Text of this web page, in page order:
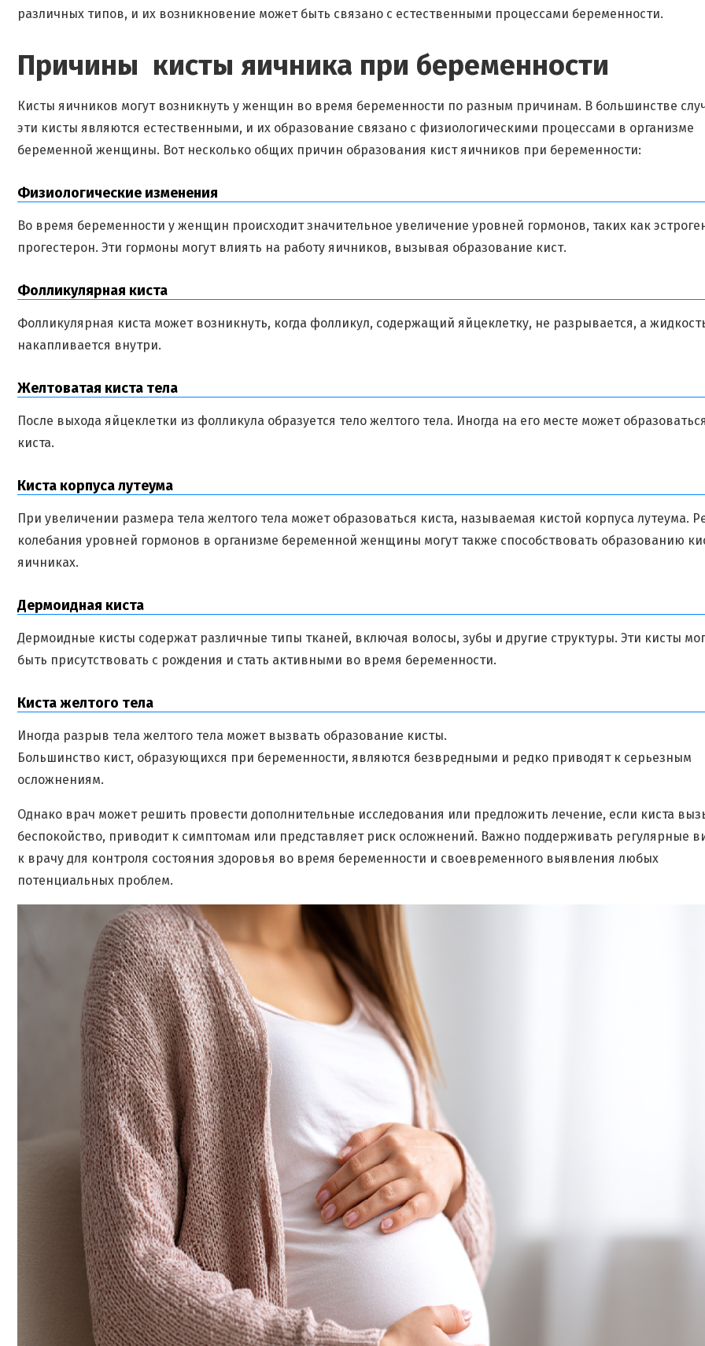
различных типов, и их возникновение может быть связано с естественными процессами беременности.
Причины кисты яичника при беременности
Кисты яичников могут возникнуть у женщин во время беременности по разным причинам. В большинстве
эти кисты являются естественными, и их образование связано с физиологическими процессами в организме
беременной женщины. Вот несколько общих причин образования кист яичников при беременности:
Физиологические изменения
Во время беременности у женщин происходит значительное увеличение уровней гормонов, таких как
прогестерон. Эти гормоны могут влиять на работу яичников, вызывая образование кист.
Фолликулярная киста
Фолликулярная киста может возникнуть, когда фолликул, содержащий яйцеклетку, не разрывается, а
накапливается внутри.
Желтоватая киста тела
После выхода яйцеклетки из фолликула образуется тело желтого тела. Иногда на его месте может образоваться
киста.
Киста корпуса лутеума
При увеличении размера тела желтого тела может образоваться киста, называемая кистой корпуса лутеума.
колебания уровней гормонов в организме беременной женщины могут также способствовать образованию
яичниках.
Дермоидная киста
Дермоидные кисты содержат различные типы тканей, включая волосы, зубы и другие структуры. Эти кисты
быть присутствовать с рождения и стать активными во время беременности.
Киста желтого тела
Иногда разрыв тела желтого тела может вызвать образование кисты.
Большинство кист, образующихся при беременности, являются безвредными и редко приводят к серьезным
осложнениям.
Однако врач может решить провести дополнительные исследования или предложить лечение, если киста
беспокойство, приводит к симптомам или представляет риск осложнений. Важно поддерживать регулярные
к врачу для контроля состояния здоровья во время беременности и своевременного выявления любых
потенциальных проблем.